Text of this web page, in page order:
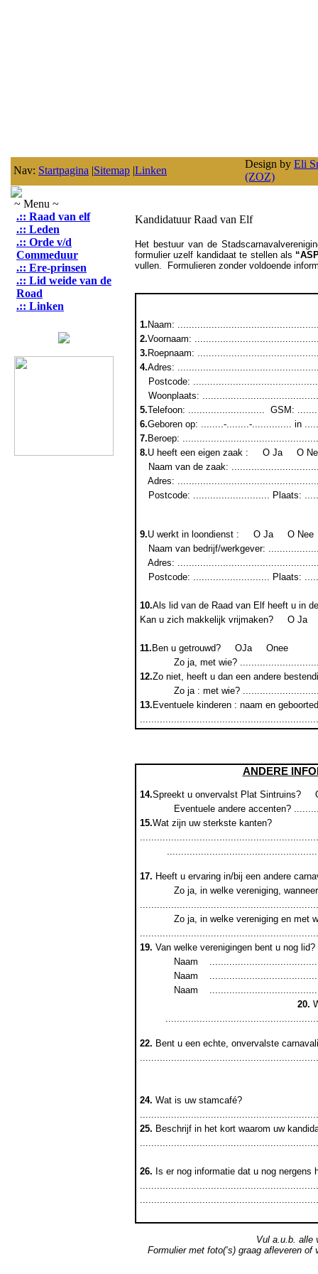
Nav: Startpagina |Sitemap |Linken
Design by Eli
(ZOZ)
~ Menu ~
.:: Raad van elf
.:: Leden
.:: Orde v/d
Commeduur
.:: Ere-prinsen
.:: Lid weide van de
Road
.:: Linken
Kandidatuur Raad van Elf
Het bestuur van de
formulier uzelf kandidaat te stellen als
vullen. Formulieren zonder voldoende
1. Naam:
2.Voornaam:
3. Roepnaam:
4.Adres:
Postcode:
Woonplaats:
5.Telefoon: ...........................
GSM:
6.Geboren op: ........-........-.............. in
7. Beroep:
8.U heeft een eigen zaak : Ο Ja
Ο
Naam van de zaak:
Adres:
Postcode: ........................... Plaats:
9.U werkt in loondienst : Ο Ja
Ο Nee
Naam van bedrijf/werkgever:
Adres:
Postcode: ........................... Plaats:
10.Als lid van de Raad van Elf heeft u in
Kan u zich makkelijk vrijmaken?
Ο Ja
11. Ben u getrouwd? ΟJa
Οnee
Zo ja, met wie?
12.Zo niet, heeft u dan een andere
Zo ja : met wie?
13. Eventuele kinderen : naam en
ANDERE
14.Spreekt u onvervalst Plat Sintruins?
Eventuele andere accenten?
15.Wat zijn uw sterkste kanten?
17. Heeft u ervaring in/bij een andere
Zo ja, in welke vereniging,
Zo ja, in welke vereniging en met
19.Van welke verenigingen bent u nog lid?
Naam
Naam
Naam
20.
22. Bent u een echte, onvervalste
24.Wat is uw stamcafé?
25. Beschrijf in het kort waarom uw
26. Is er nog informatie dat u nog nergens
Vul a.u.b. alle
Formulier met foto(‘s) graag afleveren